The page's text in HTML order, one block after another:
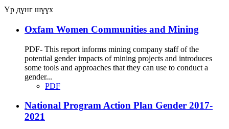
Үр дүнг шүүх
Oxfam Women Communities and Mining
PDF- This report informs mining company staff of the
potential gender impacts of mining projects and introduces
some tools and approaches that they can use to conduct a
gender...
PDF
National Program Action Plan Gender 2017-
2021